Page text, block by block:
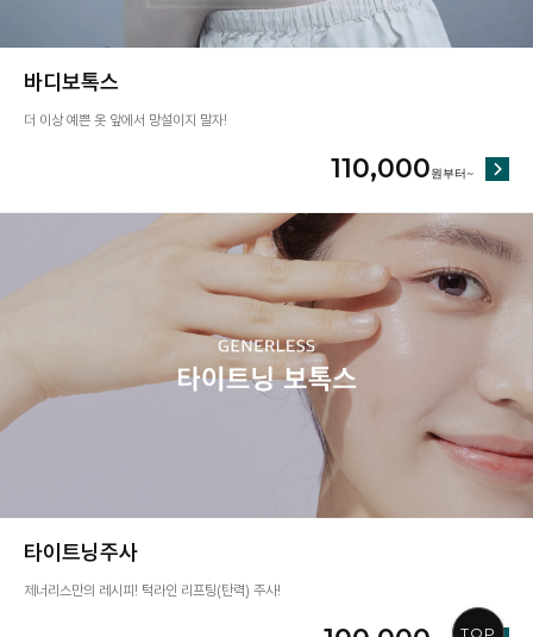
TOP
바디보톡스
더 이상 예쁜 옷 앞에서 망설이지 말자!
110,000
타이트닝주사
제너리스만의 레시피! 턱라인 리프팅(탄력) 주사!